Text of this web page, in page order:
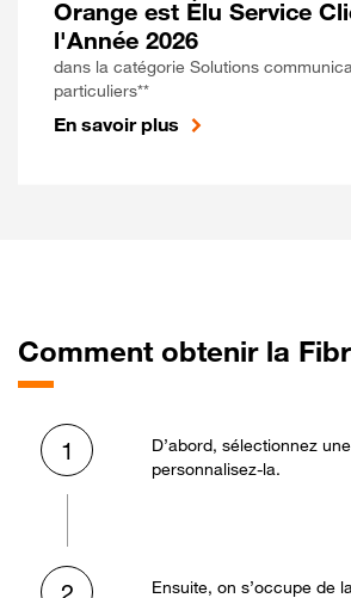
Orange est Élu Service
l'Année 2026
dans la catégorie Solutions
particuliers**
En savoir plus
Comment obtenir la
1
D’abord, sélectionnez
personnalisez-la.
Ensuite, on s’occupe de